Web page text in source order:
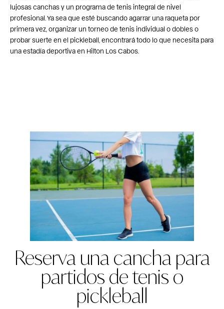
lujosas canchas y un programa de tenis integral de nivel
profesional. Ya sea que esté buscando agarrar una raqueta por
primera vez, organizar un torneo de tenis individual o dobles o
probar suerte en el pickleball, encontrará todo lo que necesita para
una estadía deportiva en Hilton Los Cabos.
Reserva una cancha para
partidos de tenis o
pickleball